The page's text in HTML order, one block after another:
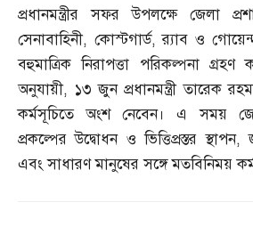
প্রধানমন্ত্রীর সফর উপলক্ষে জেলা
সেনাবাহিনী, কোস্টগার্ড,র‌্যাব ও
বহুমাত্রিক নিরাপত্তা পরিকল্পনা
অনুযায়ী, ১৩ জুন প্রধানমন্ত্রী তারেক
কর্মসূচিতে অংশ নেবেন। এ সময়
প্রকল্পের উদ্বোধন ও ভিত্তিপ্রস্তর স্থাপন,
এবং সাধারণ মানুষের সঙ্গে মতবিনিময়